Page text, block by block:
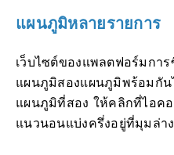
แผนภูมิหลายรายการ
เว็บไซต์ของแพลตฟอร์มกา
แผนภูมิสองแผนภูมิพร้อมกัน
แผนภูมิที่สอง ให้คลิกที่ไอค
แนวนอนแบ่งครึ่งอยู่ที่มุมล่า